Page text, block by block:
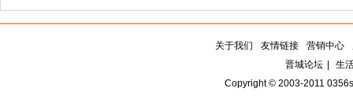
关于我们 友情链接 营销中心
晋城论坛
生
Copyright © 2003-2011